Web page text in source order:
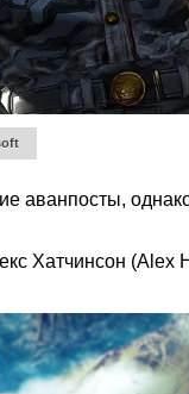
аванпосты,
Хатчинсон (Alex